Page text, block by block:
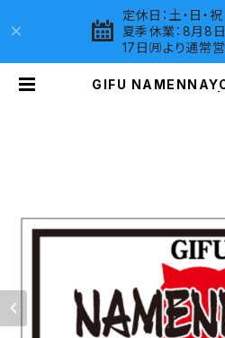
定休日：土・日・祝
夏季休業：8月8
17日㈪より通常
GIFU NAMENNAYO